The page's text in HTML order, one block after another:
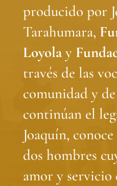
producido por
Tarahumara,
Loyola y
través de las
comunidad y
continúan el
Joaquín,
dos hombres
amor y servicio